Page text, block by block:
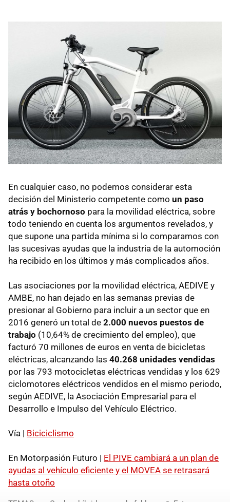
En cualquier caso, no podemos considerar esta
decisión del Ministerio competente como un paso
atrás y bochornoso para la movilidad eléctrica, sobre
todo teniendo en cuenta los argumentos revelados, y
que supone una partida mínima si lo comparamos con
las sucesivas ayudas que la industria de la automoción
ha recibido en los últimos y más complicados años.
Las asociaciones por la movilidad eléctrica, AEDIVE y
AMBE, no han dejado en las semanas previas de
presionar al Gobierno para incluir a un sector que en
2016 generó un total de 2.000 nuevos puestos de
trabajo (10,64% de crecimiento del empleo), que
facturó 70 millones de euros en venta de bicicletas
eléctricas, alcanzando las 40.268 unidades vendidas
por las 793 motocicletas eléctricas vendidas y los 629
ciclomotores eléctricos vendidos en el mismo periodo,
según AEDIVE, la Asociación Empresarial para el
Desarrollo e Impulso del Vehículo Eléctrico.
Vía | Biciciclismo
En Motorpasión Futuro | El PIVE cambiará a un plan de
ayudas al vehículo eficiente y el MOVEA se retrasará
hasta otoño